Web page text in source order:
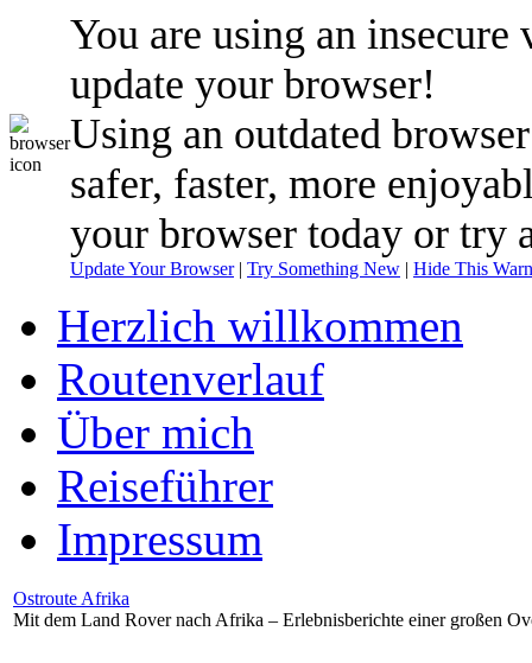
You are using an
update your browser!
Using an outdated
safer, faster, more
your browser today or try
Update Your Browser| Try Something New | Hide This
Herzlich willkommen
Routenverlauf
Über mich
Reiseführer
Impressum
Ostroute Afrika
Mit dem Land Rover nach Afrika – Erlebnisberichte einer großen